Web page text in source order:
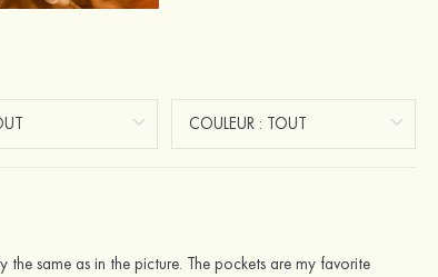
same as in the picture. The pockets are my favorite